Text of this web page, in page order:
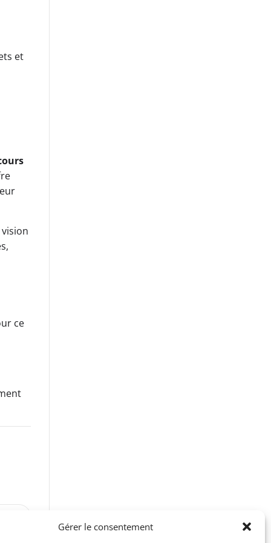
Gérer le consentement
et
ce